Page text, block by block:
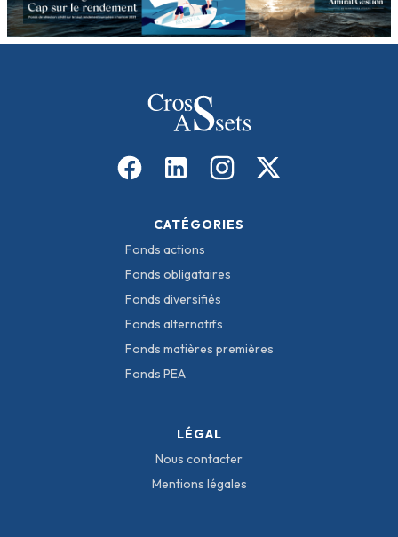
CATÉGORIES
Fonds actions
Fonds obligataires
Fonds diversifiés
Fonds alternatifs
Fonds matières premières
Fonds PEA
LÉGAL
Nous contacter
Mentions légales